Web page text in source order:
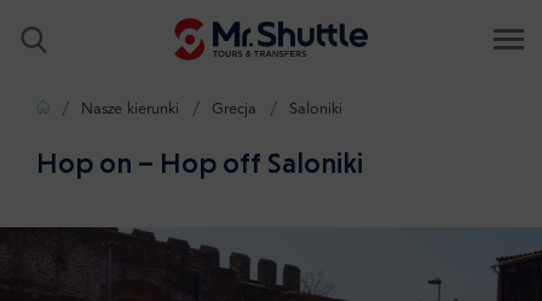
Strona główna
Nasze kierunki Grecja Saloniki
Hop on – Hop off Saloniki